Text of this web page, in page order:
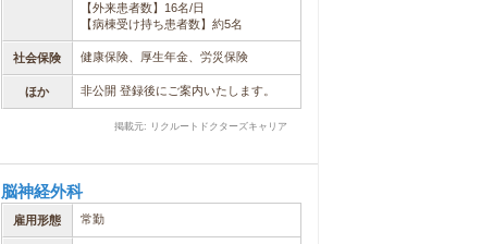
【外来患者数】16名/日
【病棟受け持ち患者数】約5名
社会保険 健康保険、厚生年金、労災保険
ほか 非公開 登録後にご案内いたします。
掲載元: リクルートドクターズキャリア
脳神経外科
雇用形態 常勤